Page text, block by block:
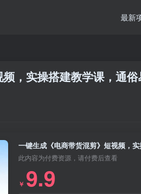
最新
，实操搭建教学课，通
此内容为付费资源，请付费后查看
￥ 9.9